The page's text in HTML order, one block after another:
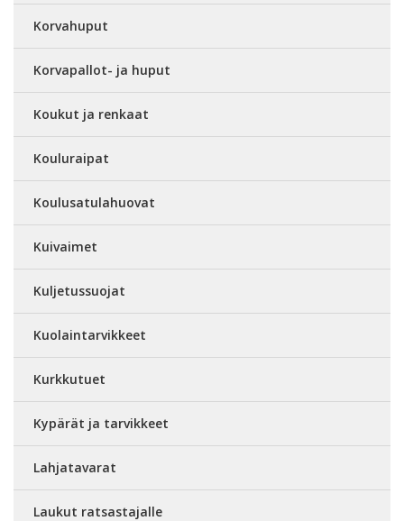
Korvahuput
Korvapallot- ja huput
Koukut ja renkaat
Kouluraipat
Koulusatulahuovat
Kuivaimet
Kuljetussuojat
Kuolaintarvikkeet
Kurkkutuet
Kypärät ja tarvikkeet
Lahjatavarat
Laukut ratsastajalle